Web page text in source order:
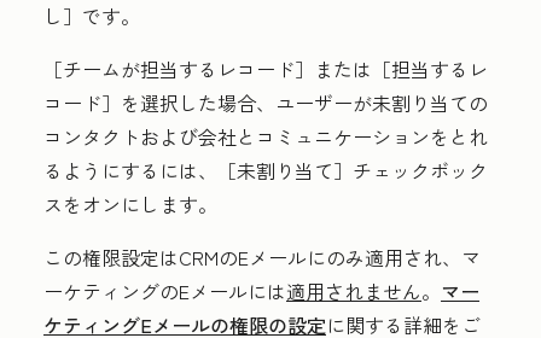
し］ です。
［チームが担当するレコード］または［担当するレ
コード］ を選択した場合、ユーザーが未割り当ての
コンタクトおよび会社とコミュニケーションをとれ
るようにするには、［未割り当て］ チェックボック
スをオンにします。
この権限設定はCRMのEメールにのみ適用され、マ
ーケティングのEメールには適用されません。 マー
ケティングEメールの権限の設定に関する詳細をご